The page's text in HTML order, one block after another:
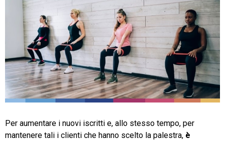
Financial Solutions
Trust Services
TeamSystem Corporate
Per aumentare i nuovi iscritti e, allo stesso tempo, per
mantenere tali i clienti che hanno scelto la palestra, è